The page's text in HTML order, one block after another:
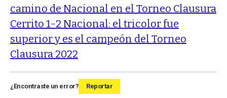
camino de Nacional en el Torneo Clausura
Cerrito 1-2 Nacional: el tricolor fue
superior y es el campeón del Torneo
Clausura 2022
¿Encontraste un error? Reportar